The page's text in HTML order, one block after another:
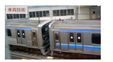
りませんでしたが、その仕様は一
部の機関誌などで知るこ...
車両技術